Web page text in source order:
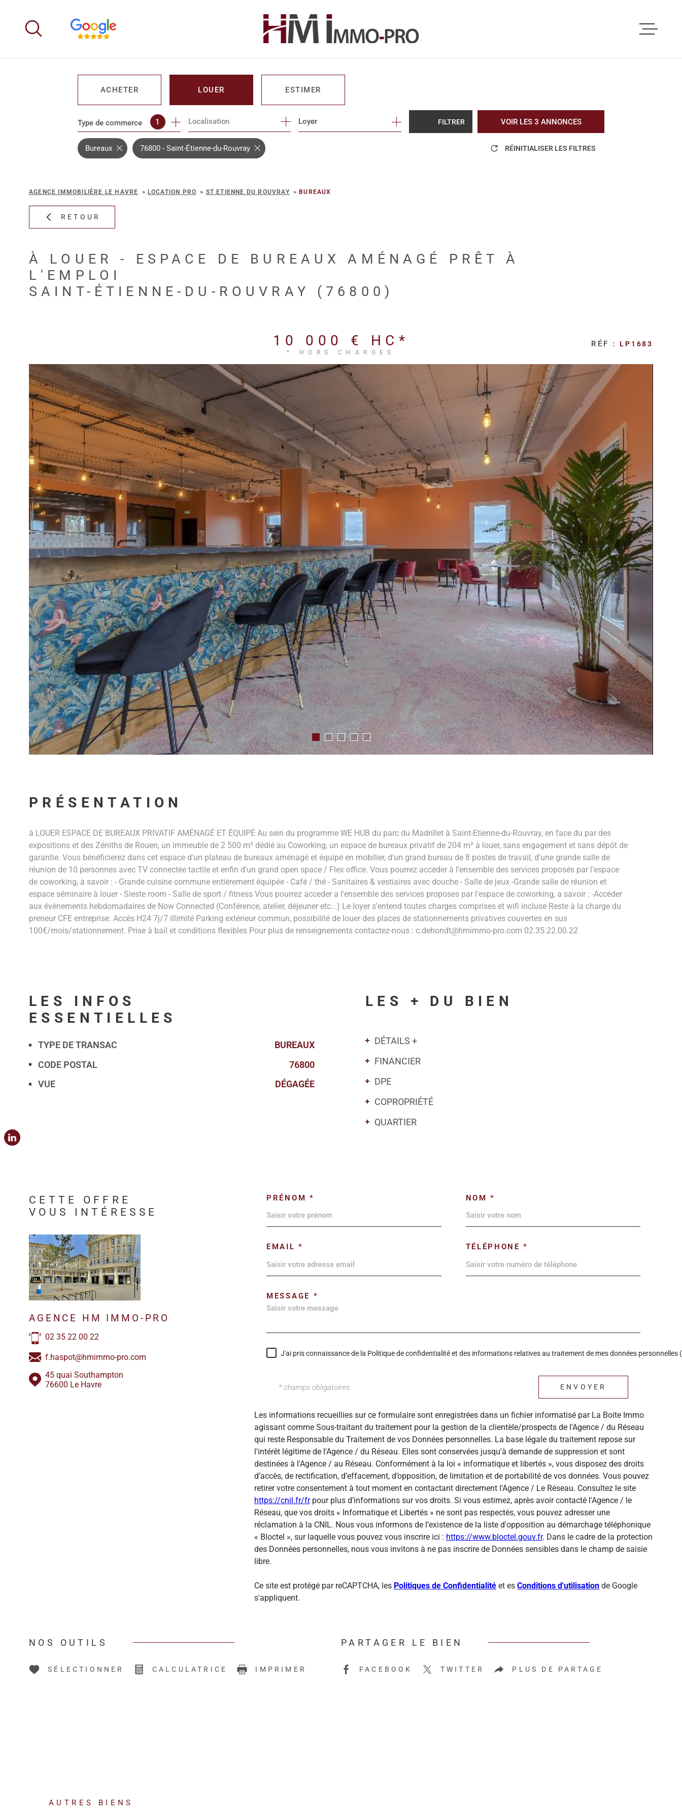
contenu
ACHETER
DE L'IMMO PRO
LOUER
DE L'IMMO PRO
ESTIMER
Type de commerce 1 Localisation Loyer FILTRER VOIR LES 3 ANNONCES
Bureaux 76800 - Saint-Étienne-du-Rouvray RÉINITIALISER LES FILTRES
AGENCE IMMOBILIÈRE LE HAVRE LOCATION PRO ST ETIENNE DU ROUVRAY BUREAUX
RETOUR
À LOUER - ESPACE DE BUREAUX AMÉNAGÉ PRÊT À
L'EMPLOI
SAINT-ÉTIENNE-DU-ROUVRAY (76800)
10 000 € HC*
* HORS CHARGES
RÉF : LP1683
PRÉSENTATION
à LOUER ESPACE DE BUREAUX PRIVATIF AMÉNAGÉ ET ÉQUIPÉ Au sein du programme WE HUB du parc du Madrillet à Saint-Etienne-du-Rouvray, en face du par des
expositions et des Zéniths de Rouen, un immeuble de 2 500 m² dédié au Coworking, un espace de bureaux privatif de 204 m² à louer, sans engagement et sans dépôt de
garantie. Vous bénéficierez dans cet espace d'un plateau de bureaux aménagé et équipé en mobilier, d'un grand bureau de 8 postes de travail, d'une grande salle de
réunion de 10 personnes avec TV connectée tactile et enfin d'un grand open space / Flex office. Vous pourrez accéder à l'ensemble des services proposés par l'espace
de coworking, à savoir : - Grande cuisine commune entièrement équipée - Café / thé - Sanitaires & vestiaires avec douche - Salle de jeux -Grande salle de réunion et
espace séminaire à louer - Sieste room - Salle de sport / fitness Vous pourrez acceder a l'ensemble des services proposes par l'espace de coworking, a savoir : -Accéder
aux évènements hebdomadaires de Now Connected (Conférence, atelier, déjeuner etc...) Le loyer s'entend toutes charges comprises et wifi incluse Reste à la charge du
preneur CFE entreprise. Accés H24 7j/7 illimité Parking extérieur commun, possibilité de louer des places de stationnements privatives couvertes en sus
100€/mois/stationnement. Prise à bail et conditions flexibles Pour plus de renseignements contactez-nous : c.dehondt@hmimmo-pro.com 02.35.22.00.22
LES INFOS
ESSENTIELLES
Caractérisque Valeurs
TYPE DE TRANSAC
BUREAUX
CODE POSTAL
76800
VUE
DÉGAGÉE
LES + DU BIEN
DÉTAILS +
FINANCIER
DPE
COPROPRIÉTÉ
QUARTIER
CETTE OFFRE
VOUS INTÉRESSE
AGENCE HM IMMO-PRO
02 35 22 00 22
f.haspot@hmimmo-pro.com
45 quai Southampton
76600 Le Havre
PRÉNOM * NOM *
EMAIL * TÉLÉPHONE *
MESSAGE *
J'ai pris connaissance de la Politique de confidentialité et des informations relatives au traitement de mes données personnelles
* champs obligatoires ENVOYER
Les informations recueillies sur ce formulaire sont enregistrées dans un fichier informatisé par La Boite Immo
agissant comme Sous-traitant du traitement pour la gestion de la clientèle/prospects de l'Agence / du Réseau
qui reste Responsable du Traitement de vos Données personnelles. La base légale du traitement repose sur
l'intérêt légitime de l'Agence / du Réseau. Elles sont conservées jusqu'à demande de suppression et sont
destinées à l'Agence / au Réseau. Conformément à la loi « informatique et libertés », vous disposez des droits
d’accès, de rectification, d’effacement, d’opposition, de limitation et de portabilité de vos données. Vous pouvez
retirer votre consentement à tout moment en contactant directement l’Agence / Le Réseau. Consultez le site
https://cnil.fr/frpour plus d’informations sur vos droits. Si vous estimez, après avoir contacté l'Agence / le
Réseau, que vos droits « Informatique et Libertés » ne sont pas respectés, vous pouvez adresser une
réclamation à la CNIL. Nous vous informons de l’existence de la liste d'opposition au démarchage téléphonique
« Bloctel », sur laquelle vous pouvez vous inscrire ici : https://www.bloctel.gouv.fr. Dans le cadre de la protection
des Données personnelles, nous vous invitons à ne pas inscrire de Données sensibles dans le champ de saisie
libre.
Ce site est protégé par reCAPTCHA, les Politiques de Confidentialité et es Conditions d'utilisation de Google
s'appliquent.
NOS OUTILS
SÉLECTIONNER CALCULATRICE IMPRIMER
PARTAGER LE BIEN
FACEBOOK TWITTER PLUS DE PARTAGE
AUTRES BIENS